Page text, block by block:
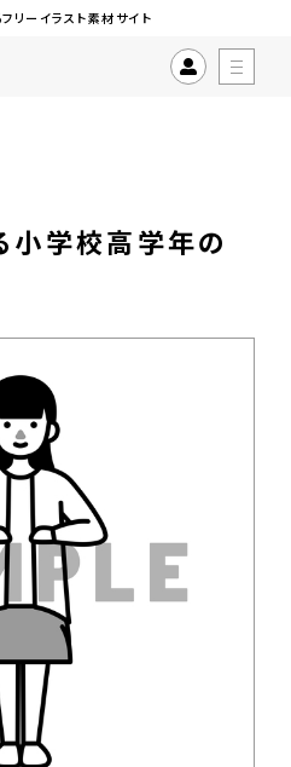
リーイラスト素材サイト
小学校高学年の